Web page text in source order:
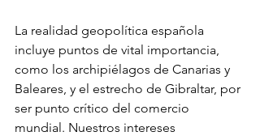
La realidad geopolítica española
incluye puntos de vital importancia,
como los archipiélagos de Canarias y
Baleares, y el estrecho de Gibraltar, por
ser punto crítico del comercio
mundial. Nuestros intereses